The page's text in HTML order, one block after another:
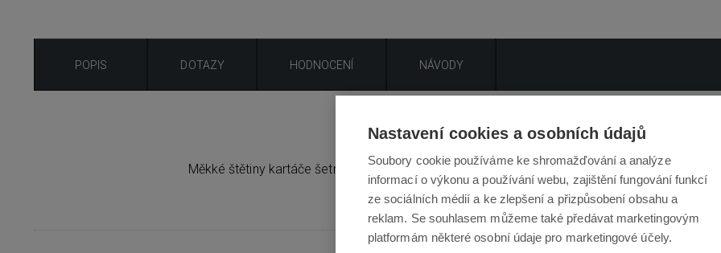
POPIS DOTAZY HODNOCENÍ NÁVODY
Popis produktu
Měkké štětiny kartáče šetrně odstraňují prach a alergeny z plochých povrchů a nábytku.
vysavače Dyson V7, V8, V10, V11, V12, V15 a Outsize.
Nastavení cookies a osobních údajů
Soubory cookie používáme ke shromažďování a analýze
informací o výkonu a používání webu, zajištění fungování funkcí
ze sociálních médií a ke zlepšení a přizpůsobení obsahu a
reklam. Se souhlasem můžeme také předávat marketingovým
platformám některé osobní údaje pro marketingové účely.